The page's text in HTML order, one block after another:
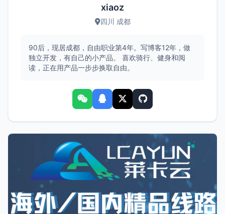
xiaoz
四川 成都
90后，现居成都，自由职业第4年。写博客12年，做
独立开发，有自己的小产品。 喜欢骑行、健身和阅
读，正在用产品一步步换取自由。